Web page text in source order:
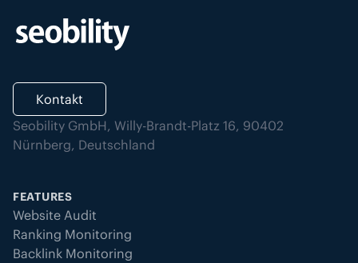
Kontakt
Seobility GmbH, Willy-Brandt-Platz 16, 90402
Nürnberg, Deutschland
FEATURES
Website Audit
Ranking Monitoring
Backlink Monitoring